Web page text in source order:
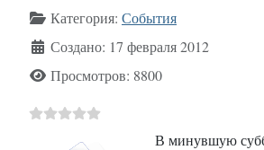
Информация о материале
Категория: События
Создано: 17 февраля 2012
Просмотров: 8800
В минувшую